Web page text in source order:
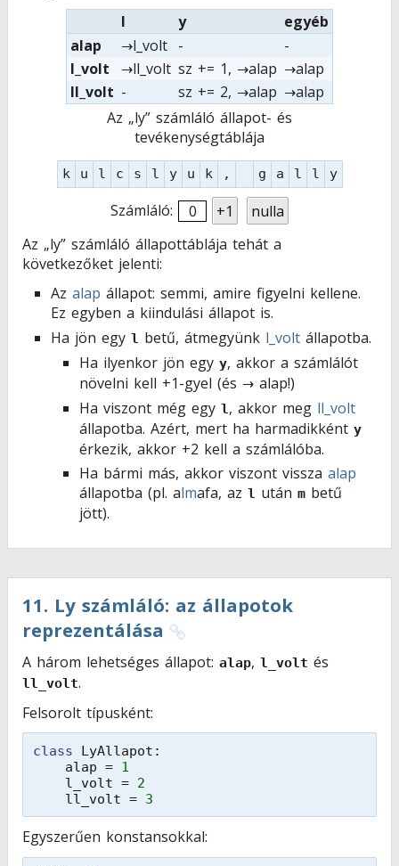
Az „ly” számláló állapot- és
tevékenységtáblája
l y
egyéb
alap
→l_volt -
-
l_volt
→ll_volt sz += 1, →alap →alap
ll_volt - sz += 2, →alap →alap
k u l c s l y u k , g a l l y
Számláló: 0 +1
nulla
Az „ly” számláló állapottáblája tehát a
következőket jelenti:
Az alap állapot: semmi, amire figyelni kellene.
Ez egyben a kiindulási állapot is.
Ha jön egy l betű, átmegyünk l_volt állapotba.
Ha ilyenkor jön egy y, akkor a számlálót
növelni kell +1-gyel (és → alap!)
Ha viszont még egy l, akkor meg ll_volt
állapotba. Azért, mert ha harmadikként y
érkezik, akkor +2 kell a számlálóba.
Ha bármi más, akkor viszont vissza alap
állapotba (pl. almafa, az l után m betű
jött).
11. Ly számláló: az állapotok
reprezentálása
A három lehetséges állapot: alap, l_volt és
ll_volt.
Felsorolt típusként:
class
LyAllapot:
alap = 1
l_volt = 2
ll_volt = 3
Egyszerűen konstansokkal: